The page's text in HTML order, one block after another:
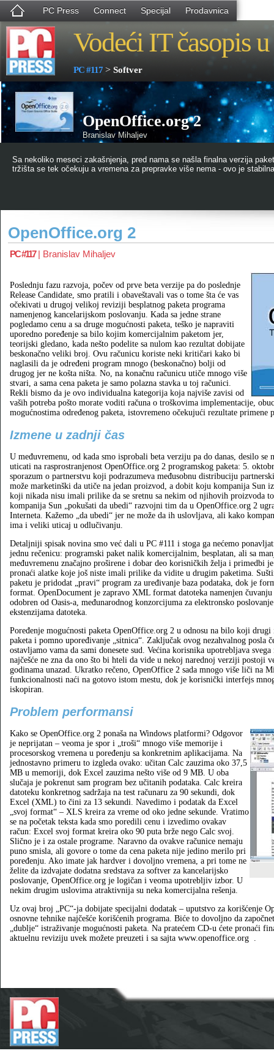
PC Press Connect Specijal Prodavnica
Vodeći IT časopis
PC #117> Softver
OpenOffice.org 2
Branislav Mihaljev
Sa nekoliko meseci zakašnjenja, pred nama se našla finalna verzija
tržišta se tek očekuju a vremena za prepravke više nema - ovo je
OpenOffice.org 2
PC #117| Branislav Mihaljev
Poslednju fazu razvoja, počev od prve beta verzije pa do poslednje
Release Candidate, smo pratili i obaveštavali vas o tome šta će vas
očekivati u drugoj velikoj reviziji besplatnog paketa programa
namenjenog kancelarijskom poslovanju. Kada sa jedne strane
pogledamo cenu a sa druge mogućnosti paketa, teško je napraviti
uporedno poređenje sa bilo kojim komercijalnim paketom jer,
teorijski gledano, kada nešto podelite sa nulom kao rezultat dobijate
beskonačno veliki broj. Ovu računicu koriste neki kritičari kako bi
naglasili da je određeni program mnogo (beskonačno) bolji od
drugog jer ne košta ništa. No, na konačnu računicu utiče mnogo više
stvari, a sama cena paketa je samo polazna stavka u toj računici.
Rekli bismo da je ovo individualna kategorija koja najviše zavisi od
vaših potreba pošto morate voditi računa o troškovima implementacije,
mogućnostima određenog paketa, istovremeno očekujući rezultate primene
Izmene u zadnji čas
U međuvremenu, od kada smo isprobali beta verziju pa do danas, desilo se
uticati na rasprostranjenost OpenOffice.org 2 programskog paketa: 5.
sporazum o partnerstvu koji podrazumeva međusobnu distribuciju
može marketinški da utiče na jedan proizvod, a dobit koju kompanija Sun
koji nikada nisu imali prilike da se sretnu sa nekim od njihovih proizvoda
kompanija Sun „pokušati da ubedi“ razvojni tim da u OpenOffice.org 2
Interneta. Kažemo „da ubedi“ jer ne može da ih uslovljava, ali kako
ima i veliki uticaj u odlučivanju.
Detaljniji spisak novina smo već dali u PC #111 i stoga ga nećemo
jednu rečenicu: programski paket nalik komercijalnim, besplatan, ali sa
međuvremenu značajno proširene i dobar deo korisničkih želja i primedbi
pronaći alatke koje još niste imali prilike da vidite u drugim paketima.
paketu je pridodat „pravi“ program za uređivanje baza podataka, dok je
format. OpenDocument je zapravo XML format datoteka namenjen
odobren od Oasis-a, međunarodnog konzorcijuma za elektronsko
ekstenzijama datoteka.
Poređenje mogućnosti paketa OpenOffice.org 2 u odnosu na bilo koji drugi
paketa i pomno upoređivanje „sitnica“. Zaključak ovog nezahvalnog posla
ostavljamo vama da sami donesete sud. Većina korisnika upotrebljava
najčešće ne zna da ono što bi hteli da vide u nekoj narednoj verziji postoji
godinama unazad. Ukratko rečeno, OpenOffice 2 sada mnogo više liči na
funkcionalnosti naći na gotovo istom mestu, dok je korisnički interfejs
iskopiran.
Problem performansi
Kako se OpenOffice.org 2 ponaša na Windows platformi? Odgovor
je neprijatan – veoma je spor i „troši“ mnogo više memorije i
procesorskog vremena u poređenju sa konkretnim aplikacijama. Na
jednostavno primeru to izgleda ovako: učitan Calc zauzima oko 37,5
MB u memoriji, dok Excel zauzima nešto više od 9 MB. U oba
slučaja je pokrenut sam program bez učitanih podataka. Calc kreira
datoteku konkretnog sadržaja na test računaru za 90 sekundi, dok
Excel (XML) to čini za 13 sekundi. Navedimo i podatak da Excel
„svoj format“ – XLS kreira za vreme od oko jedne sekunde. Vratimo
se na početak teksta kada smo poredili cenu i izvedimo ovakav
račun: Excel svoj format kreira oko 90 puta brže nego Calc svoj.
Slično je i za ostale programe. Naravno da ovakve računice nemaju
puno smisla, ali govore o tome da cena paketa nije jedino merilo pri
poređenju. Ako imate jak hardver i dovoljno vremena, a pri tome ne
želite da izdvajate dodatna sredstava za softver za kancelarijsko
poslovanje, OpenOffice.org je logičan i veoma upotrebljiv izbor. U
nekim drugim uslovima atraktivnija su neka komercijalna rešenja.
Uz ovaj broj „PC“-ja dobijate specijalni dodatak – uputstvo za korišćenje
osnovne tehnike najčešće korišćenih programa. Biće to dovoljno da
„dublje“ istraživanje mogućnosti paketa. Na pratećem CD-u ćete pronaći
aktuelnu reviziju uvek možete preuzeti i sa sajta www.openoffice.org .